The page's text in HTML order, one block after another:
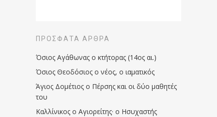
ΠΡΌΣΦΑΤΑ ΆΡΘΡΑ
Όσιος Αγάθωνας ο κτήτορας (14ος αι.)
Όσιος Θεοδόσιος ο νέος, ο ιαματικός
Άγιος Δομέτιος ο Πέρσης και οι δύο μαθητές
του
Καλλίνικος ο Αγιορείτης · ο Ησυχαστής